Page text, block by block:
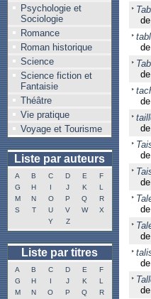
Psychologie et
Sociologie
Romance
Roman historique
Science
Science fiction et
Fantaisie
Théâtre
Vie pratique
Voyage et Tourisme
Liste par auteurs
A B C D E
F
G
H I J K
L
M
N O P Q
R
S
T U V W
X
Y
Z
Liste par titres
A B C D E
F
G
H I J K
L
M
N O P Q
R